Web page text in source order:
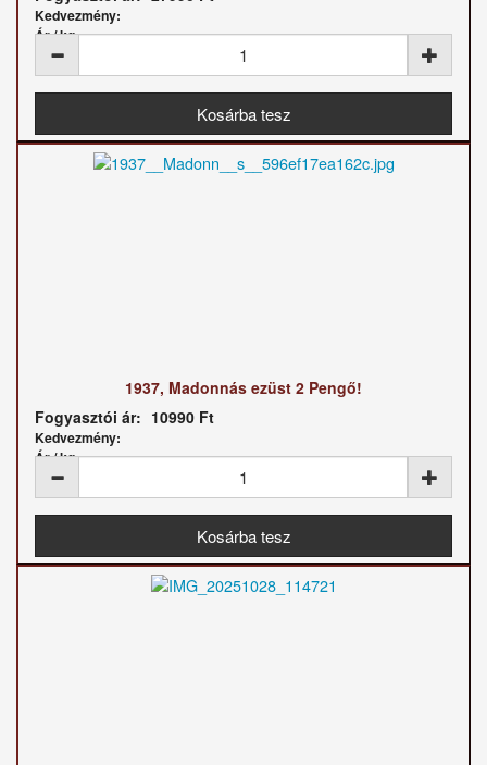
Kedvezmény:
Ár / kg:
1937, Madonnás ezüst 2 Pengő!
Fogyasztói ár: 10990 Ft
Kedvezmény:
Ár / kg: